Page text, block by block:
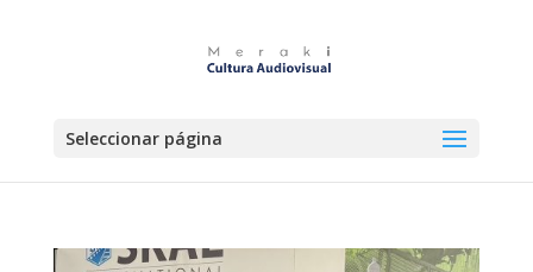
Seleccionar página